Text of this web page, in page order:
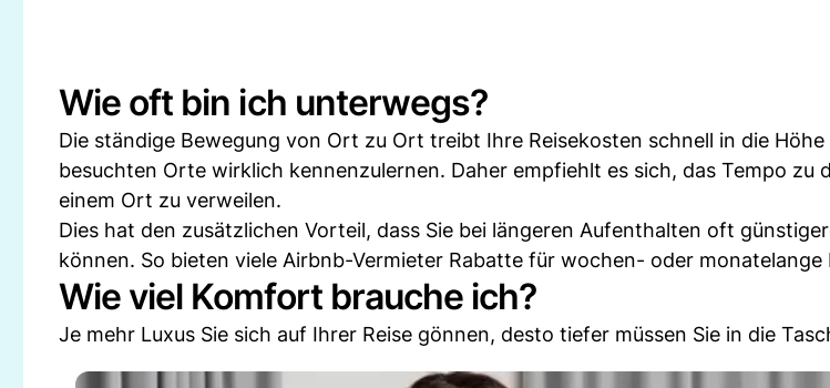
Wie oft bin ich unterwegs?
Die ständige Bewegung von Ort zu Ort treibt Ihre Reisekosten schnell in die
besuchten Orte wirklich kennenzulernen. Daher empfiehlt es sich, das Tempo zu
einem Ort zu verweilen.
Dies hat den zusätzlichen Vorteil, dass Sie bei längeren Aufenthalten oft
können. So bieten viele Airbnb-Vermieter Rabatte für wochen- oder monatelange
Wie viel Komfort brauche ich?
Je mehr Luxus Sie sich auf Ihrer Reise gönnen, desto tiefer müssen Sie in die